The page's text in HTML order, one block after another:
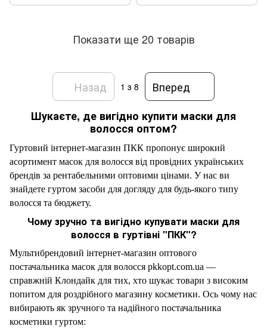
Показати ще 20 товарів
Назад 1 з 8
Вперед
Шукаєте, де вигідно купити маски для
волосся оптом?
Гуртовий інтернет-магазин ПКК пропонує широкий
асортимент масок для волосся від провідних українських
брендів за рентабельними оптовими цінами. У нас ви
знайдете гуртом засоби для догляду для будь-якого типу
волосся та бюджету.
Чому зручно та вигідно купувати маски для
волосся в гуртівні "ПКК"?
Мультибрендовий інтернет-магазин оптового
постачальника масок для волосся pkkopt.com.ua —
справжній Клондайк для тих, хто шукає товари з високим
попитом для роздрібного магазину косметики. Ось чому нас
вибирають як зручного та надійного постачальника
косметики гуртом: